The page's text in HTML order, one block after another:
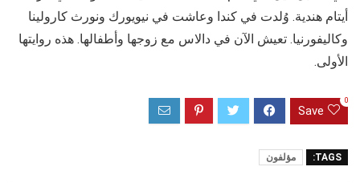
أيتام هندية. وُلدت في كندا وعاشت في نيويورك ونورث كارولينا
وكاليفورنيا. تعيش الآن في دالاس مع زوجها وأطفالها. هذه روايتها
الأولى.
Save
0
TAGS: مؤلفون